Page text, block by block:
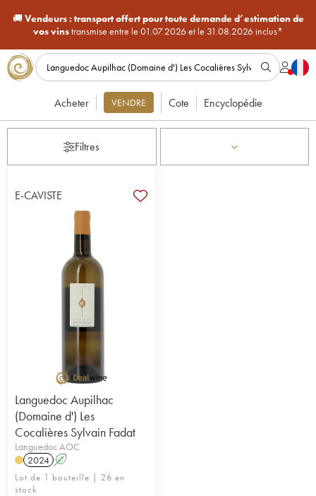
🚚Vendeurs : transport offert pour toute demande d’estimation de
vos vinstransmise entre le 01.07.2026 et le 31.08.2026 inclus*
Acheter VENDRE Cote Encyclopédie
Filtres
E-CAVISTE
Languedoc Aupilhac
(Domaine d') Les
Cocalières Sylvain Fadat
Languedoc AOC
2024 A
Lot de 1 bouteille | 26 en
stock